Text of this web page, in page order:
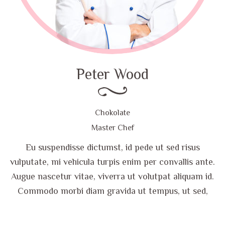
Peter Wood
Chokolate
Master Chef
Eu suspendisse dictumst, id pede ut sed risus
vulputate, mi vehicula turpis enim per convallis ante.
Augue nascetur vitae, viverra ut volutpat aliquam id.
Commodo morbi diam gravida ut tempus, ut sed,